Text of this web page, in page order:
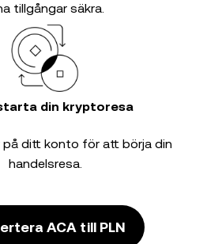
tillgångar säkra.
din kryptoresa
på ditt konto för att börja din
handelsresa.
ACA till PLN